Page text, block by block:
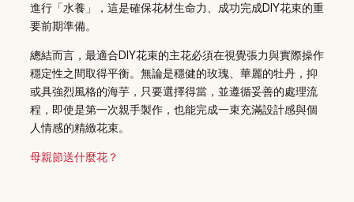
進行「水養」，這是確保花材生命力、成功完成DIY花束的重
要前期準備。
總結而言，最適合DIY花束的主花必須在視覺張力與實際操作
穩定性之間取得平衡。無論是穩健的玫瑰、華麗的牡丹，抑
或具強烈風格的海芋，只要選擇得當，並遵循妥善的處理流
程，即使是第一次親手製作，也能完成一束充滿設計感與個
人情感的精緻花束。
母親節送什麼花？